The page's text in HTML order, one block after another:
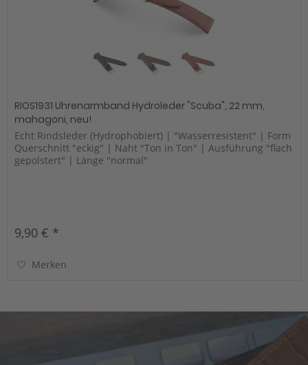
RIOS1931 Uhrenarmband Hydroleder "Scuba", 22 mm,
mahagoni, neu!
Echt Rindsleder (Hydrophobiert) | "Wasserresistent" | Form
Querschnitt "eckig" | Naht "Ton in Ton" | Ausführung "flach
gepolstert" | Länge "normal"
9,90 € *
Merken